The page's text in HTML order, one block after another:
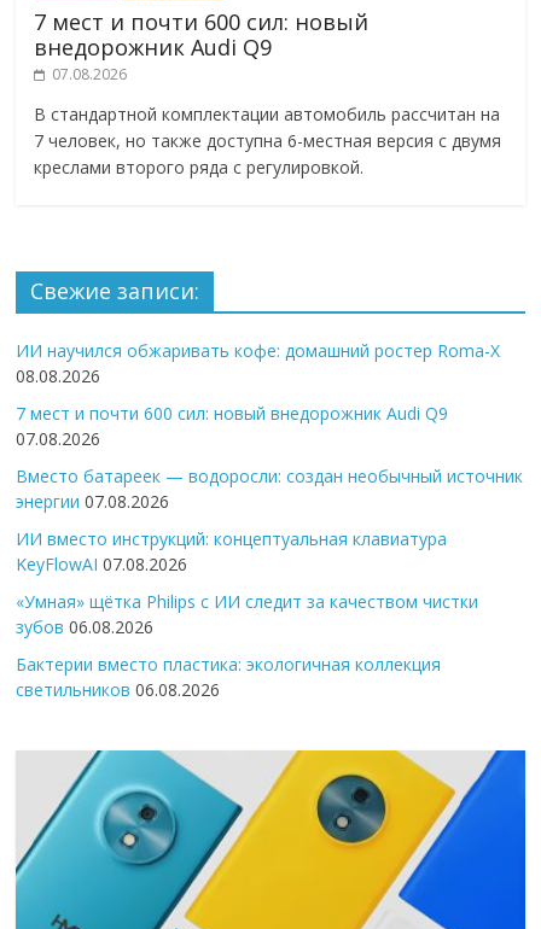
7 мест и почти 600 сил: новый
внедорожник Audi Q9
07.08.2026
В стандартной комплектации автомобиль рассчитан на
7 человек, но также доступна 6-местная версия с двумя
креслами второго ряда с регулировкой.
Свежие записи:
ИИ научился обжаривать кофе: домашний ростер Roma-X
08.08.2026
7 мест и почти 600 сил: новый внедорожник Audi Q9
07.08.2026
Вместо батареек — водоросли: создан необычный источник
энергии 07.08.2026
ИИ вместо инструкций: концептуальная клавиатура
KeyFlowAI 07.08.2026
«Умная» щётка Philips с ИИ следит за качеством чистки
зубов 06.08.2026
Бактерии вместо пластика: экологичная коллекция
светильников 06.08.2026